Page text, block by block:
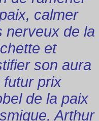
calmer
nerveux de la
et
son aura
futur prix
de la paix
Arthur